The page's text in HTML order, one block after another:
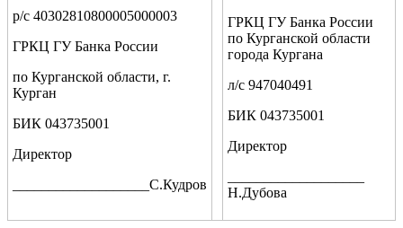
р/с 40302810800005000003
ГРКЦ ГУ Банка России
по Курганской области, г.
Курган
БИК 043735001
Директор
___________________С.Кудров
ГРКЦ ГУ Банка России
по Курганской области
города Кургана
л/с 947040491
БИК 043735001
Директор
Н.Дубова